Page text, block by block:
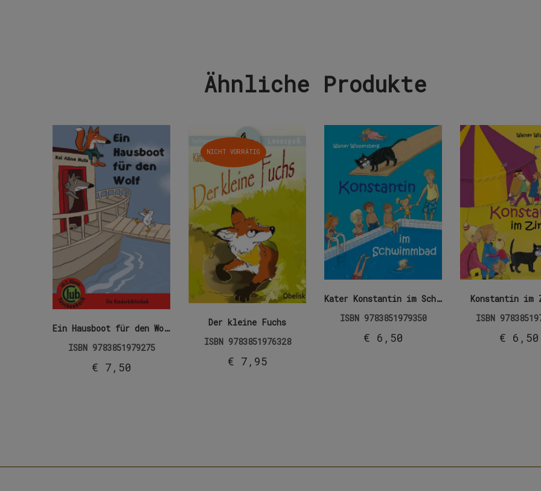
Ähnliche Produkte
Ein Hausboot für den Wolf
ISBN 9783851979275
€ 7,50
NICHT VORRÄTIG
Der kleine Fuchs
ISBN 9783851976328
€ 7,95
Kater Konstantin im Schwimmbad
ISBN 9783851979350
€ 6,50
Konstantin im
ISBN
€ 6,50